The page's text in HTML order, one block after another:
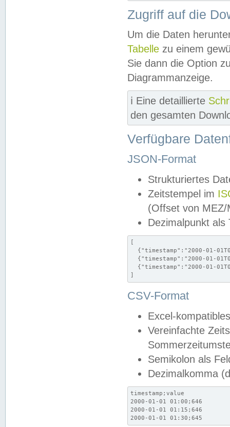
Zugriff auf die
Um die Daten
Tabelle zu einem
Sie dann die Option
Diagrammanzeige.
ℹ️ Eine detaillierte
den gesamten
Verfügbare
JSON-Format
Strukturiertes
Zeitstempel im
(Offset von MEZ/
Dezimalpunkt als
[
{"timestamp":"2000-01-
{"timestamp":"2000-01-
{"timestamp":"2000-01-
]
CSV-Format
Excel-
Vereinfachte
Semikolon als
Dezimalkomma
timestamp;value
2000-01-01 01:00;646
2000-01-01 01:15;646
2000-01-01 01:30;645